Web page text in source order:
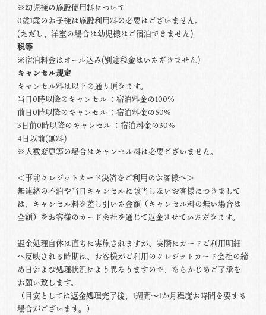
※幼児様の施設使用料について
0歳1歳のお子様は施設利用料の必要はございません。
(ただし、洋室の場合は幼児様はご宿泊できません)
税等
※宿泊料金はオール込み(別途税金はいただきません)
キャンセル規定
キャンセル料は以下の通り頂きます。
当日0時以降のキャンセル ：宿泊料金の100%
前日0時以降のキャンセル ：宿泊料金の50%
3日前0時以降のキャンセル ：宿泊料金の30%
4日以前(無料)
※人数変更等の場合はキャンセル料は必要ございません。
＜事前クレジットカード決済をご利用のお客様へ＞
無連絡の不泊や当日キャンセルに該当しないお客様につきまして
は、キャンセル料を差し引いた金額（キャンセル料の無い場合は
全額）をお客様のカード会社を通じて返金させていただきます。
返金処理自体は直ちに実施されますが、実際にカードご利用明細
へ反映される時期は、お客様がご利用のクレジットカード会社の締
め日および処理状況により異なりますので、あらかじめご了承を
お願い致します。
（目安としては返金処理完了後、1週間～1か月程度お時間を要する
場合がございます。）